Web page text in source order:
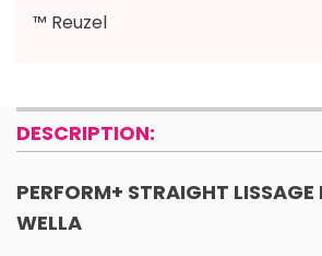
™ Reuzel
DESCRIPTION:
PERFORM+ STRAIGHT LISSAGE
WELLA